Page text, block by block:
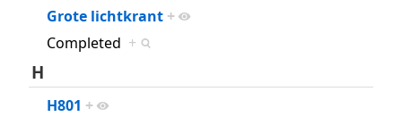
Grote lichtkrant +
Completed +
H
H801 +